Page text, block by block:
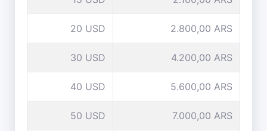
20 USD 2.800,00 ARS
30 USD 4.200,00 ARS
40 USD 5.600,00 ARS
50 USD 7.000,00 ARS